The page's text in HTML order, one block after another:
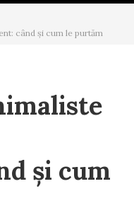
când și cum le purtăm
și cum